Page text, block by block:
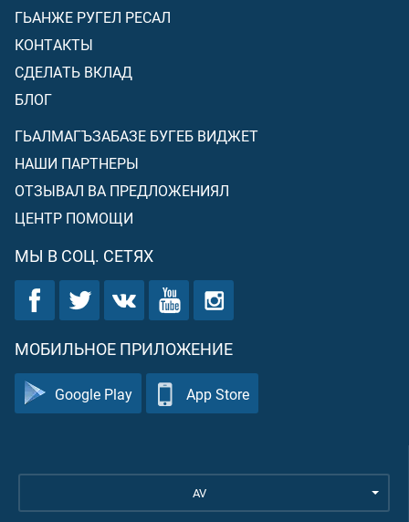
ГЬАНЖЕ РУГЕЛ РЕСАЛ
КОНТАКТЫ
СДЕЛАТЬ ВКЛАД
БЛОГ
ГЬАЛМАГЪЗАБАЗЕ БУГЕБ ВИДЖЕТ
НАШИ ПАРТНЕРЫ
ОТЗЫВАЛ ВА ПРЕДЛОЖЕНИЯЛ
ЦЕНТР ПОМОЩИ
МЫ В СОЦ. СЕТЯХ
МОБИЛЬНОЕ ПРИЛОЖЕНИЕ
Google Play App Store
AV